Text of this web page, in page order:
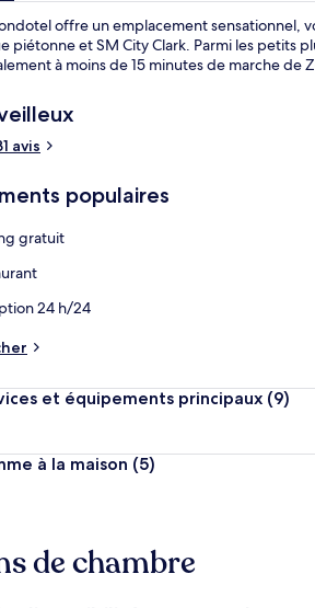
offre un emplacement sensationnel,
piétonne et SM City Clark. Parmi les petits
à moins de 15 minutes de marche de
avis
populaires
gratuit
24 h/24
et équipements principaux (9)
à la maison (5)
de chambre